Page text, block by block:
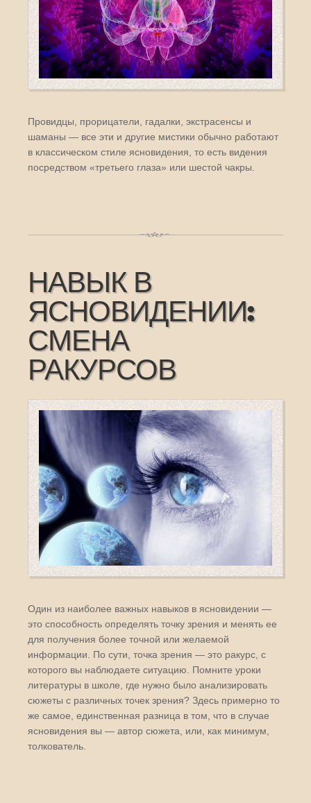
Провидцы, прорицатели, гадалки, экстрасенсы и
шаманы — все эти и другие мистики обычно работают
в классическом стиле ясновидения, то есть видения
посредством «третьего глаза» или шестой чакры.
НАВЫК В
ЯСНОВИДЕНИИ:
СМЕНА
РАКУРСОВ
Один из наиболее важных навыков в ясновидении —
это способность определять точку зрения и менять ее
для получения более точной или желаемой
информации. По сути, точка зрения — это ракурс, с
которого вы наблюдаете ситуацию. Помните уроки
литературы в школе, где нужно было анализировать
сюжеты с различных точек зрения? Здесь примерно то
же самое, единственная разница в том, что в случае
ясновидения вы — автор сюжета, или, как минимум,
толкователь.